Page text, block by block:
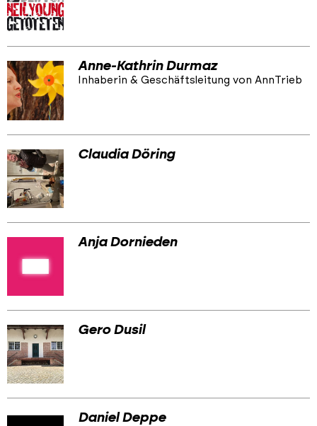
Anne-Kathrin Durmaz
Inhaberin & Geschäftsleitung von AnnTrieb
Claudia Döring
Anja Dornieden
Gero Dusil
Daniel Deppe